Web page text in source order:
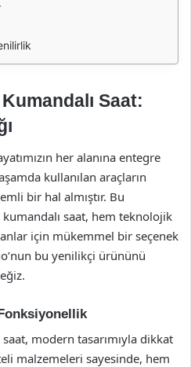
Saat:
her alanına entegre
kullanılan araçların
bir hal almıştır. Bu
saat, hem teknolojik
için mükemmel bir seçenek
bu yenilikçi ürününü
modern tasarımıyla dikkat
malzemeleri sayesinde, hem